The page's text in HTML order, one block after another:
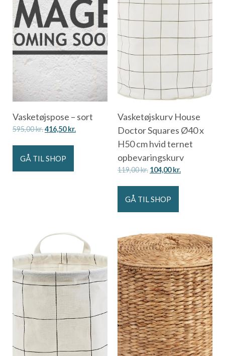
Vasketøjspose – sort
595,00kr.416,50kr.
GÅ TIL SHOP
Vasketøjskurv House
Doctor Squares Ø40 x
H50 cm hvid ternet
opbevaringskurv
119,00kr. 104,00kr.
GÅ TIL SHOP